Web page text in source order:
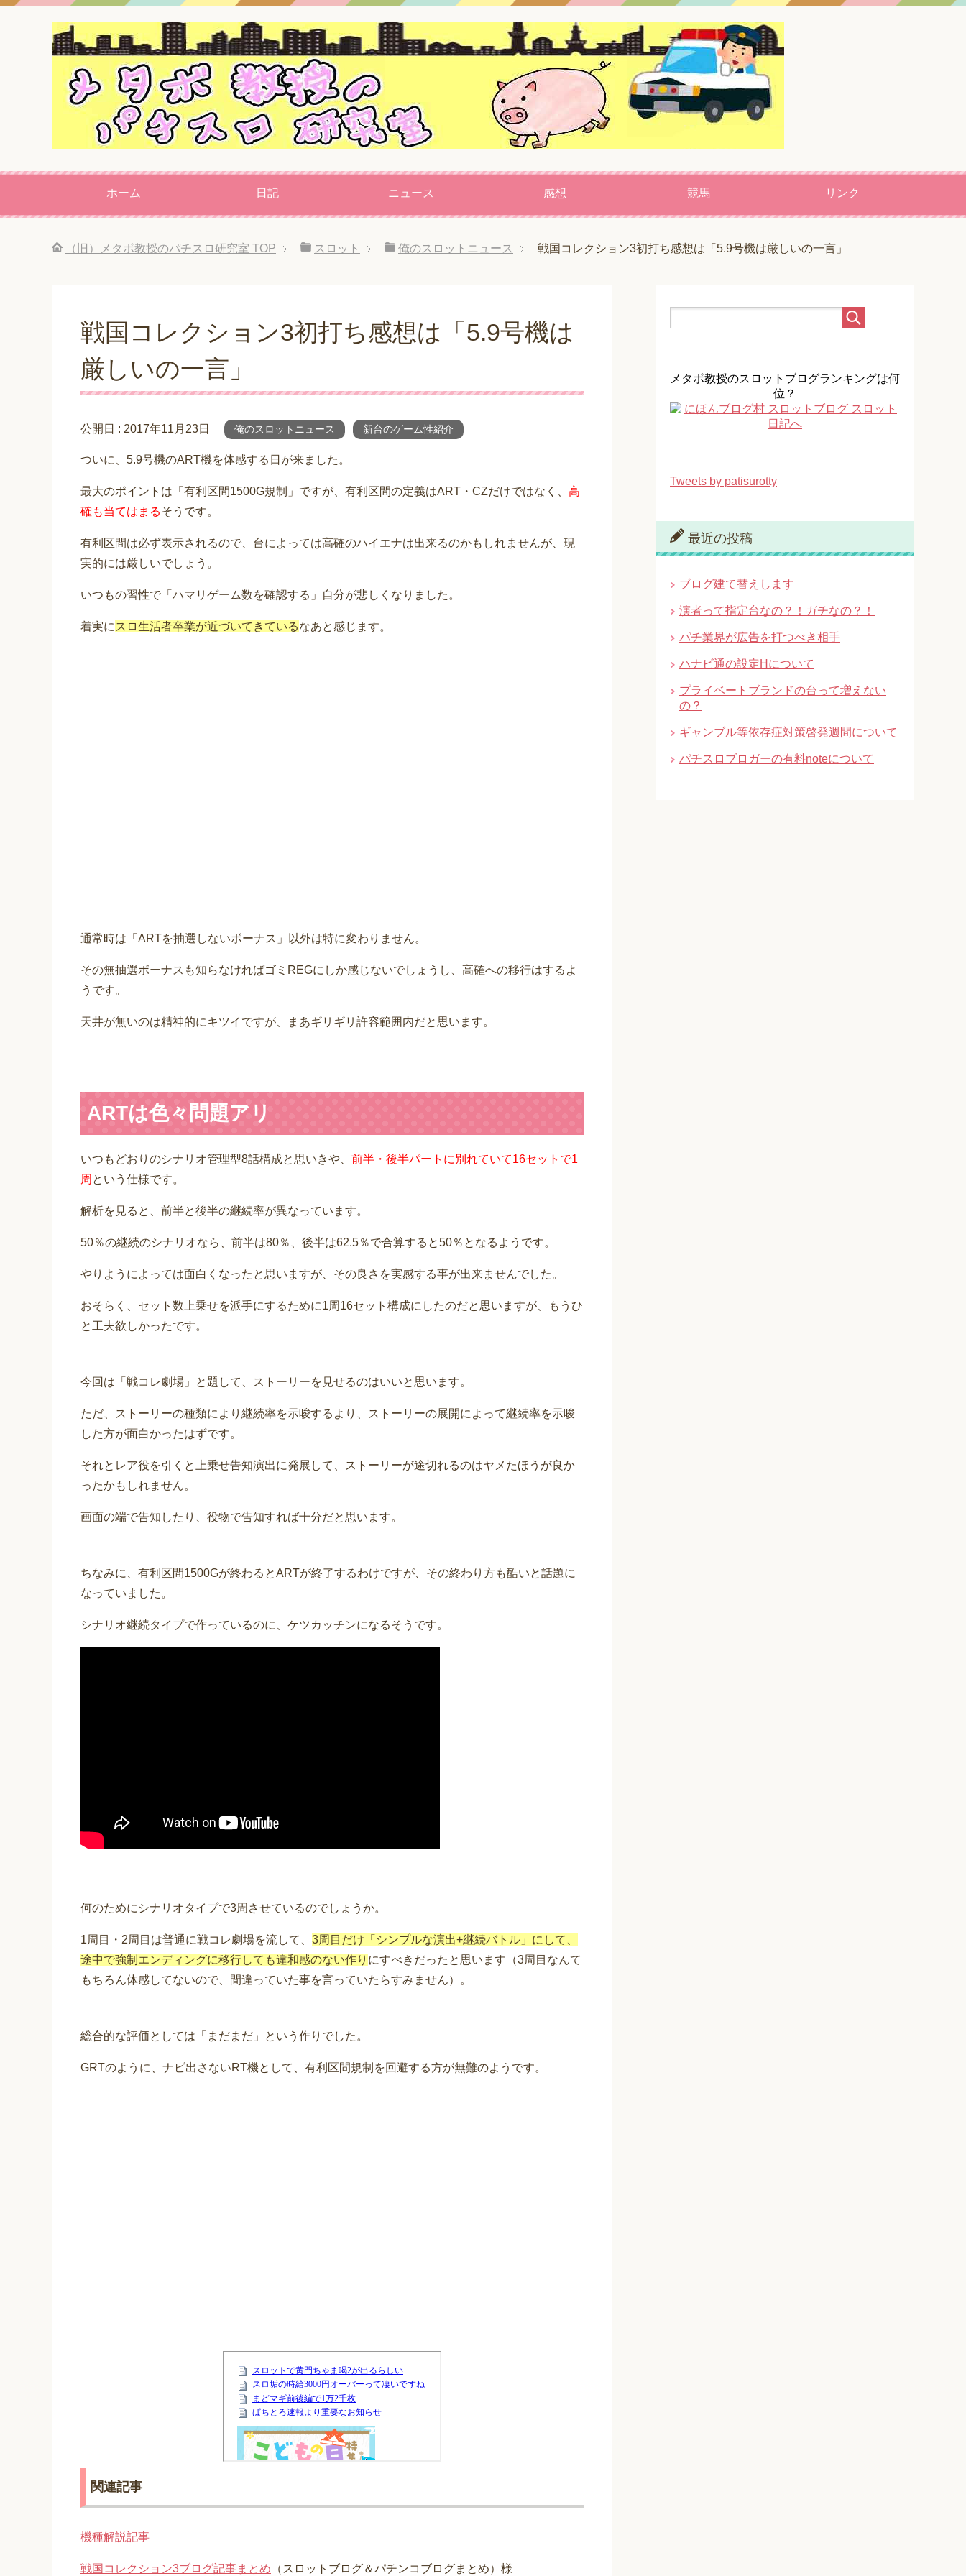
ホーム 日記 ニュース 感想 競馬 リンク
（旧）メタボ教授のパチスロ研究室 TOP スロット 俺のスロットニュース 戦国コレクション3初打ち感想は「5.9号機は厳しいの一言」
戦国コレクション3初打ち感想は「5.9号機は
厳しいの一言」
公開日 : 2017年11月23日 俺のスロットニュース 新台のゲーム性紹介
ついに、5.9号機のART機を体感する日が来ました。
最大のポイントは「有利区間1500G規制」ですが、有利区間の定義はART・CZだけではなく、 高
確も当てはまるそうです。
有利区間は必ず表示されるので、台によっては高確のハイエナは出来るのかもしれませんが、現
実的には厳しいでしょう。
いつもの習性で「ハマリゲーム数を確認する」自分が悲しくなりました。
着実に スロ生活者卒業が近づいてきているなあと感じます。
通常時は「ARTを抽選しないボーナス」以外は特に変わりません。
その無抽選ボーナスも知らなければゴミREGにしか感じないでしょうし、高確への移行はするよ
うです。
天井が無いのは精神的にキツイですが、まあギリギリ許容範囲内だと思います。
ARTは色々問題アリ
いつもどおりのシナリオ管理型8話構成と思いきや、 前半・後半パートに別れていて16セットで1
周 という仕様です。
解析を見ると、前半と後半の継続率が異なっています。
50％の継続のシナリオなら、前半は80％、後半は62.5％で合算すると50％となるようです。
やりようによっては面白くなったと思いますが、その良さを実感する事が出来ませんでした。
おそらく、セット数上乗せを派手にするために1周16セット構成にしたのだと思いますが、もうひ
と工夫欲しかったです。
今回は「戦コレ劇場」と題して、ストーリーを見せるのはいいと思います。
ただ、ストーリーの種類により継続率を示唆するより、ストーリーの展開によって継続率を示唆
した方が面白かったはずです。
それとレア役を引くと上乗せ告知演出に発展して、ストーリーが途切れるのはヤメたほうが良か
ったかもしれません。
画面の端で告知したり、役物で告知すれば十分だと思います。
ちなみに、有利区間1500Gが終わるとARTが終了するわけですが、その終わり方も酷いと話題に
なっていました。
シナリオ継続タイプで作っているのに、ケツカッチンになるそうです。
何のためにシナリオタイプで3周させているのでしょうか。
1周目・2周目は普通に戦コレ劇場を流して、 3周目だけ「シンプルな演出+継続バトル」にして、
途中で強制エンディングに移行しても違和感のない作り にすべきだったと思います（3周目なんて
もちろん体感してないので、間違っていた事を言っていたらすみません）。
総合的な評価としては「まだまだ」という作りでした。
GRTのように、ナビ出さないRT機として、有利区間規制を回避する方が無難のようです。
関連記事
機種解説記事
戦国コレクション3ブログ記事まとめ （スロットブログ＆パチンコブログまとめ）様
メタボ教授のスロットブログランキングは何
位？
Tweets by patisurotty
最近の投稿
ブログ建て替えします
演者って指定台なの？！ガチなの？！
パチ業界が広告を打つべき相手
ハナビ通の設定Hについて
プライベートブランドの台って増えない
の？
ギャンブル等依存症対策啓発週間について
パチスロブロガーの有料noteについて